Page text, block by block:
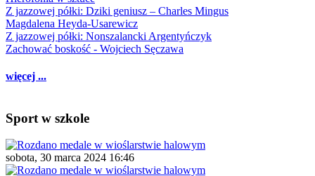
Z jazzowej półki: Dziki geniusz – Charles Mingus
Magdalena Heyda-Usarewicz
Z jazzowej półki: Nonszalancki Argentyńczyk
Zachować boskość - Wojciech Sęczawa
więcej ...
Sport w szkole
sobota, 30 marca 2024 16:46